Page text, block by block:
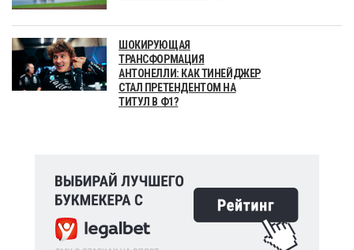
ШОКИРУЮЩАЯ
ТРАНСФОРМАЦИЯ
АНТОНЕЛЛИ: КАК ТИНЕЙДЖЕР
СТАЛ ПРЕТЕНДЕНТОМ НА
ТИТУЛ В Ф1?